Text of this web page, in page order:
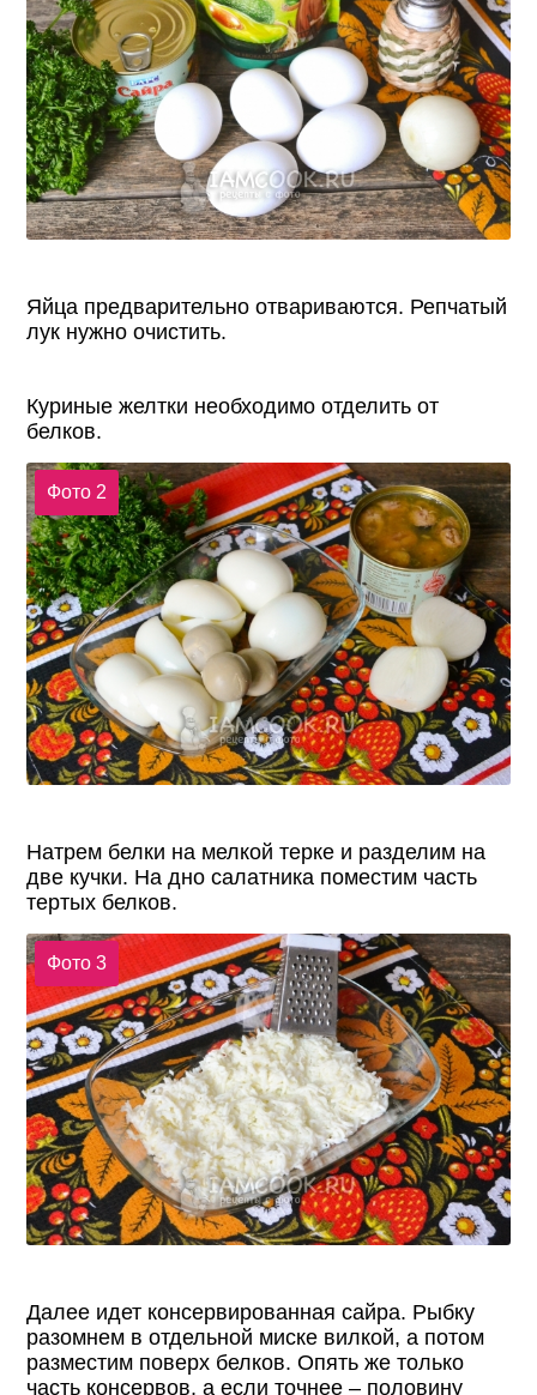
Яйца предварительно отвариваются. Репчатый
лук нужно очистить.
Куриные желтки необходимо отделить от
белков.
Фото 2
Натрем белки на мелкой терке и разделим на
две кучки. На дно салатника поместим часть
тертых белков.
Фото 3
Далее идет консервированная сайра. Рыбку
разомнем в отдельной миске вилкой, а потом
разместим поверх белков. Опять же только
часть консервов, а если точнее – половину